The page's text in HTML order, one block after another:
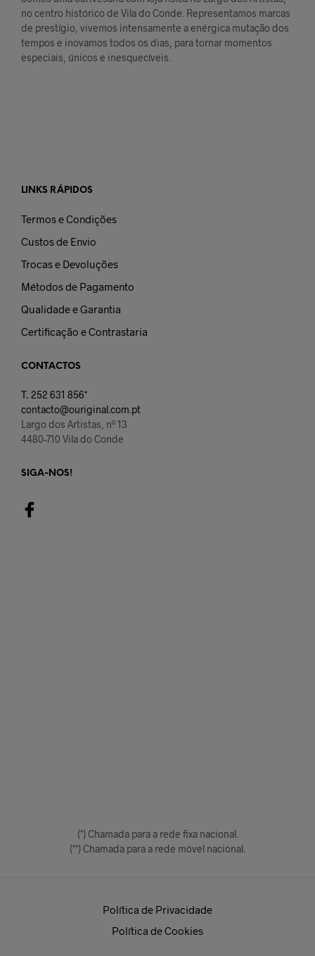
no centro histórico de Vila do Conde. Representamos marcas
de prestígio, vivemos intensamente a enérgica mutação dos
tempos e inovamos todos os dias, para tornar momentos
especiais, únicos e inesquecíveis.
LINKS RÁPIDOS
Termos e Condições
Custos de Envio
Trocas e Devoluções
Métodos de Pagamento
Qualidade e Garantia
Certificação e Contrastaria
CONTACTOS
T. 252 631 856*
contacto@ouriginal.com.pt
Largo dos Artistas, nº 13
4480-710 Vila do Conde
SIGA-NOS!
(*) Chamada para a rede fixa nacional.
(**) Chamada para a rede móvel nacional.
Política de Privacidade
Política de Cookies